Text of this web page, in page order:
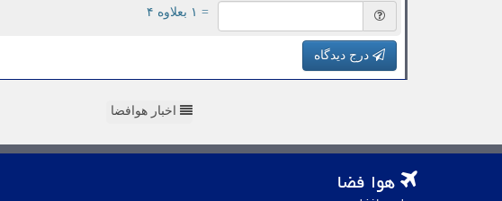
= ۱ بعلاوه ۴
درج دیدگاه
اخبار هوافضا
هوا فضا